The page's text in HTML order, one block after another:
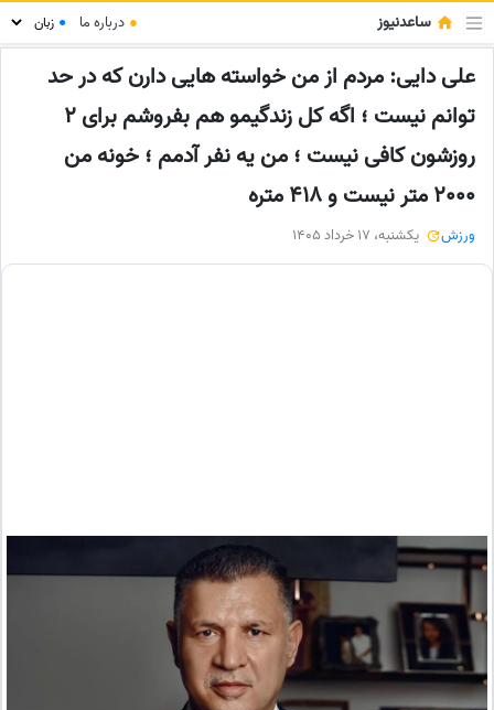
ساعدنیوز ● درباره ما ●
علی دایی: مردم از من خواسته هایی دارن که در حد
توانم نیست ؛ اگه کل زندگیمو هم بفروشم برای 2
روزشون کافی نیست ؛ من یه نفر آدمم ؛ خونه من
2000 متر نیست و 418 متره
ورزش یکشنبه، 17 خرداد 1405